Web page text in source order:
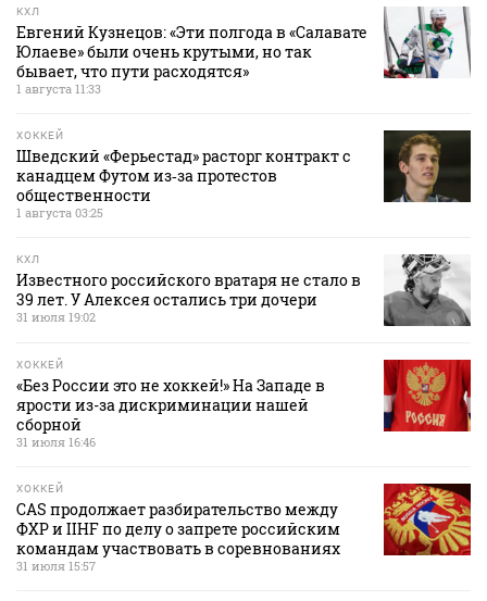
КХЛ
Евгений Кузнецов: «Эти полгода в «Салавате
Юлаеве» были очень крутыми, но так
бывает, что пути расходятся»
1 августа 11:33
ХОККЕЙ
Шведский «Ферьестад» расторг контракт с
канадцем Футом из‑за протестов
общественности
1 августа 03:25
КХЛ
Известного российского вратаря не стало в
39 лет. У Алексея остались три дочери
31 июля 19:02
ХОККЕЙ
«Без России это не хоккей!» На Западе в
ярости из-за дискриминации нашей
сборной
31 июля 16:46
ХОККЕЙ
CAS продолжает разбирательство между
ФХР и IIHF по делу о запрете российским
командам участвовать в соревнованиях
31 июля 15:57